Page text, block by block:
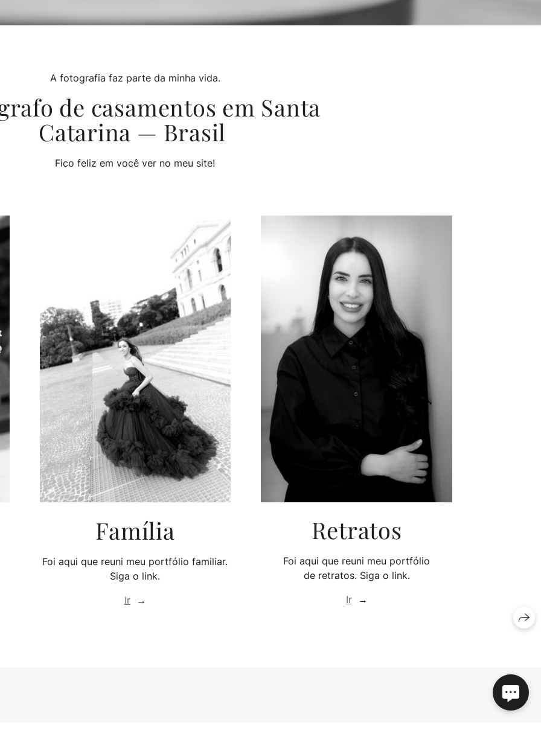
A fotografia faz parte da minha vida.
de casamentos em Santa
Catarina — Brasil
Fico feliz em você ver no meu site!
Família
Foi aqui que reuni meu portfólio familiar.
Siga o link.
Ir→
Retratos
Foi aqui que reuni meu portfólio
de retratos. Siga o link.
Ir→